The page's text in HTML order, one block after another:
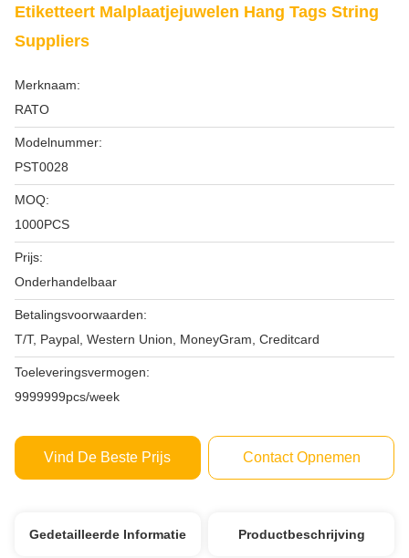
Etiketteert Malplaatjejuwelen Hang Tags String
Suppliers
Merknaam:
RATO
Modelnummer:
PST0028
MOQ:
1000PCS
Prijs:
Onderhandelbaar
Betalingsvoorwaarden:
T/T, Paypal, Western Union, MoneyGram, Creditcard
Toeleveringsvermogen:
9999999pcs/week
Vind De Beste Prijs Contact Opnemen
Gedetailleerde Informatie Productbeschrijving